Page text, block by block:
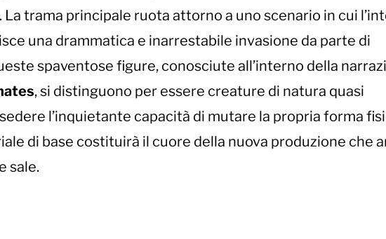
. La trama principale ruota attorno a uno scenario in cui
una drammatica e inarrestabile invasione da parte di
spaventose figure, conosciute all’interno della
, si distinguono per essere creature di natura quasi
l’inquietante capacità di mutare la propria forma
di base costituirà il cuore della nuova produzione che
sale.